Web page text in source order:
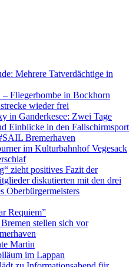
Mehrere Tatverdächtige in
Fliegerbombe in Bockhorn
wieder frei
in Ganderkesee: Zwei Tage
Einblicke in den Fallschirmsport
Bremerhaven
im Kulturbahnhof Vegesack
zieht positives Fazit der
diskutierten mit den drei
Oberbürgermeisters
Requiem”
stellen sich vor
Martin
im Lappan